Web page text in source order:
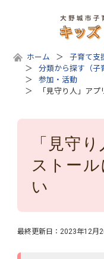
ホーム
子育て支
分類から探す（
参加・活動
「見守り人」ア
「見守
ストー
い
最終更新日： 2023年12月